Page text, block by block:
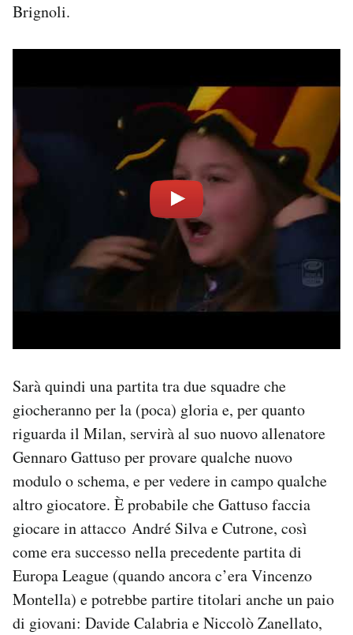
Brignoli.
Sarà quindi una partita tra due squadre che
giocheranno per la (poca) gloria e, per quanto
riguarda il Milan, servirà al suo nuovo allenatore
Gennaro Gattuso per provare qualche nuovo
modulo o schema, e per vedere in campo qualche
altro giocatore. È probabile che Gattuso faccia
giocare in attacco André Silva e Cutrone, così
come era successo nella precedente partita di
Europa League (quando ancora c’era Vincenzo
Montella) e potrebbe partire titolari anche un paio
di giovani: Davide Calabria e Niccolò Zanellato,